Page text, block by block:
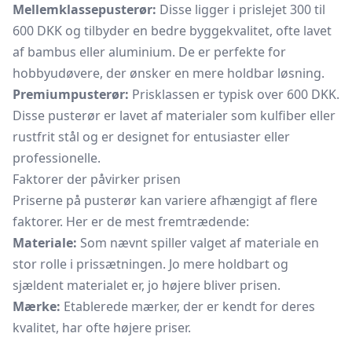
Mellemklassepusterør: Disse ligger i prislejet 300 til
600 DKK og tilbyder en bedre byggekvalitet, ofte lavet
af bambus eller aluminium. De er perfekte for
hobbyudøvere, der ønsker en mere holdbar løsning.
Premiumpusterør: Prisklassen er typisk over 600 DKK.
Disse pusterør er lavet af materialer som kulfiber eller
rustfrit stål og er designet for entusiaster eller
professionelle.
Faktorer der påvirker prisen
Priserne på pusterør kan variere afhængigt af flere
faktorer. Her er de mest fremtrædende:
Materiale: Som nævnt spiller valget af materiale en
stor rolle i prissætningen. Jo mere holdbart og
sjældent materialet er, jo højere bliver prisen.
Mærke: Etablerede mærker, der er kendt for deres
kvalitet, har ofte højere priser.